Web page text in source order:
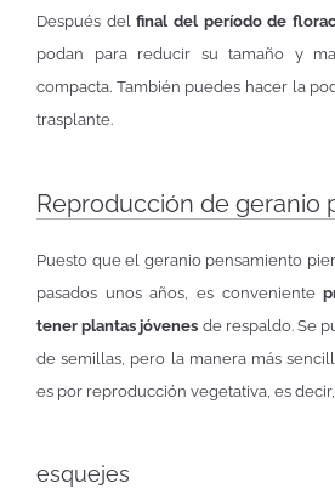
Después delfinal del período de
podan para reducir su tamaño y
compacta. También puedes hacer la
trasplante.
Reproducción de geranio
Puesto que el geranio pensamiento
pasados unos años, es conveniente
tener plantas jóvenes de respaldo. Se
de semillas, pero la manera más
es por reproducción vegetativa, es
esquejes